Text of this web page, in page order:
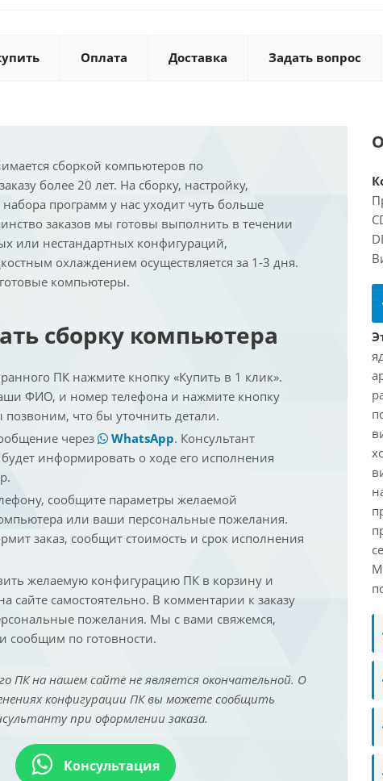
Оплата Доставка Задать вопрос
сборкой компьютеров по
более 20 лет. На сборку, настройку,
набора программ у нас уходит чуть больше
заказов мы готовы выполнить в течении
или нестандартных конфигураций,
охлаждением осуществляется за 1-3 дня.
компьютеры.
сборку компьютера
ПК нажмите кнопку «Купить в 1 клик».
ФИО, и номер телефона и нажмите кнопку
что бы уточнить детали.
через
WhatsApp. Консультант
информировать о ходе его исполнения
сообщите параметры желаемой
или ваши персональные пожелания.
заказ, сообщит стоимость и срок исполнения
желаемую конфигурацию ПК в корзину и
сайте самостоятельно. В комментарии к заказу
пожелания. Мы с вами свяжемся,
сообщим по готовности.
ПК на нашем сайте не является окончательной. О
конфигурации ПК вы можете сообщить
при оформлении заказа.
Консультация